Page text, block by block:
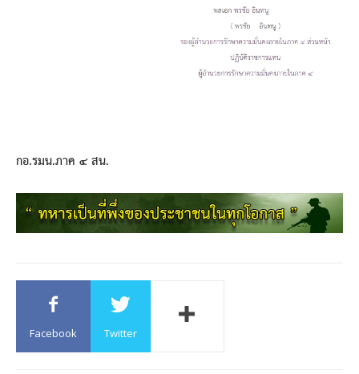
กอ.รมน.ภาค ๔ สน.
Facebook Twitter